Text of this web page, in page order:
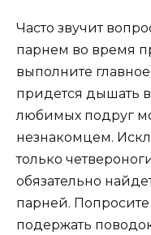
Часто звучит
парнем во время
выполните
придется дышать
любимых подруг
незнакомцем.
только
обязательно
парней.
подержать